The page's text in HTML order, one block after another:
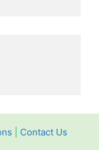
Contact Us